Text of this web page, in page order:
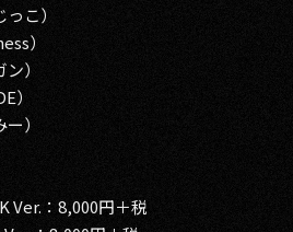
こ）
）
）
）
）
Ver.：8,000円＋税